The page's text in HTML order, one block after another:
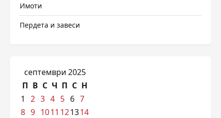
Имоти
Пердета и завеси
септември 2025
П В С Ч П С Н
1
2 3 4 5 6 7
8 9 1011 121314